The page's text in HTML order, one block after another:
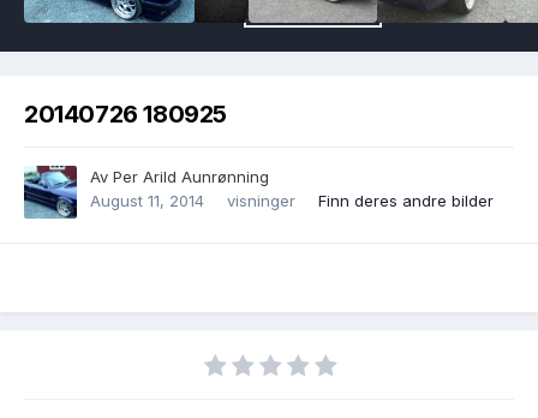
20140726 180925
Av Per Arild Aunrønning
August 11, 2014
visninger Finn deres andre bilder